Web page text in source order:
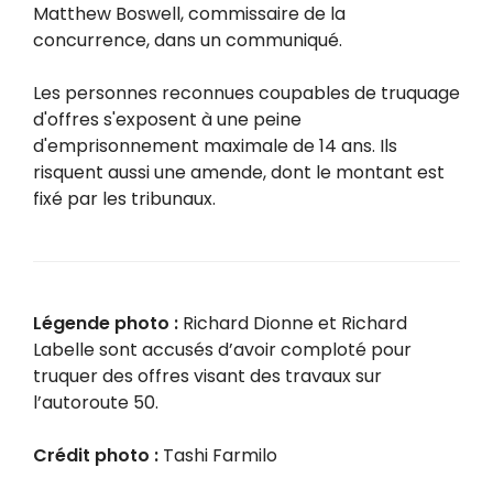
Matthew Boswell, commissaire de la
concurrence, dans un communiqué.
Les personnes reconnues coupables de truquage
d'offres s'exposent à une peine
d'emprisonnement maximale de 14 ans. Ils
risquent aussi une amende, dont le montant est
fixé par les tribunaux.
Légende photo : Richard Dionne et Richard
Labelle sont accusés d’avoir comploté pour
truquer des offres visant des travaux sur
l’autoroute 50.
Crédit photo : Tashi Farmilo